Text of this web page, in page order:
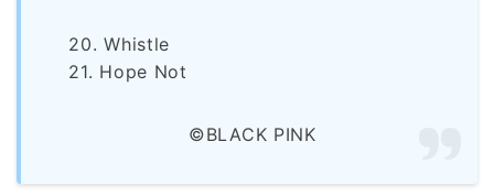
20. Whistle
21. Hope Not
©BLACK PINK